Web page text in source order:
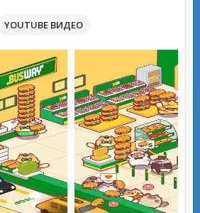
YOUTUBE ВИДЕО